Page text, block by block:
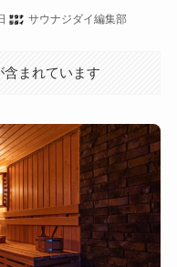
サウナジダイ編集部
まれています